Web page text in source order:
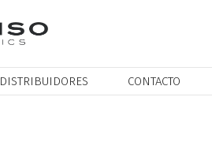
DISTRIBUIDORES CONTACTO